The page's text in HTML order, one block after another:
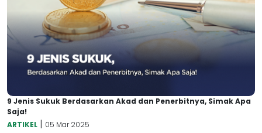
9 Jenis Sukuk Berdasarkan Akad dan Penerbitnya, Simak Apa
Saja!
ARTIKEL | 05 Mar 2025